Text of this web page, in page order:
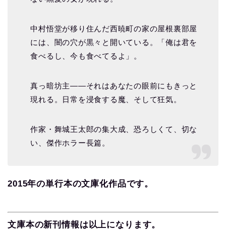
中村悟堂が移り住んだ西暁町の家の屋根裏部屋
には、闇の穴が黒々と開いている。「俺は君を
食べるし、今も食べてるよ」。
真っ暗坊主――それはあなたの眼前にもきっと
現れる。日常を浸食する魔、そして狂気。
作家・舞城王太郎の集大成、恐ろしくて、切な
い、傑作ホラー長篇。
2015年の単行本の文庫化作品です。
文庫本の新刊情報は以上になります。